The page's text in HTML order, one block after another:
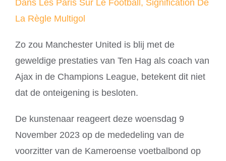
Dans Les Paris Sur Le Football, Signification De
La Règle Multigol
Zo zou Manchester United is blij met de
geweldige prestaties van Ten Hag als coach van
Ajax in de Champions League, betekent dit niet
dat de onteigening is besloten.
De kunstenaar reageert deze woensdag 9
November 2023 op de mededeling van de
voorzitter van de Kameroense voetbalbond op